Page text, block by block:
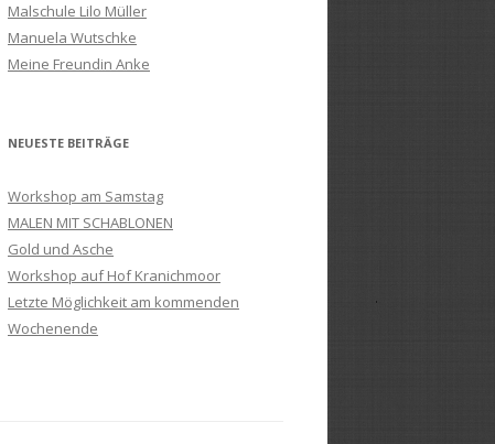
Malschule Lilo Müller
Manuela Wutschke
Meine Freundin Anke
NEUESTE BEITRÄGE
Workshop am Samstag
MALEN MIT SCHABLONEN
Gold und Asche
Workshop auf Hof Kranichmoor
Letzte Möglichkeit am kommenden
Wochenende